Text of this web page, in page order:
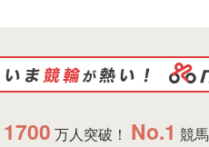
1700 万人突破！ No.1 競